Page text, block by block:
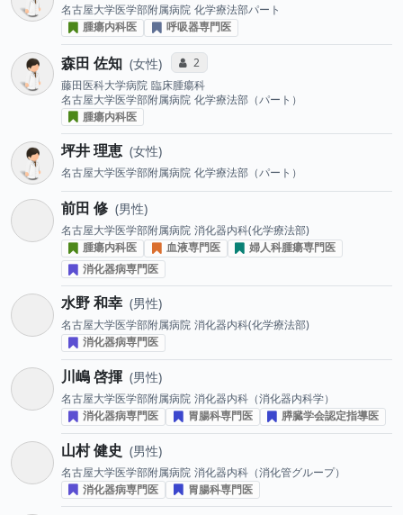
名古屋大学医学部附属病院 化学療法部パート
腫瘍内科医
呼吸器専門医
森田 佐知 女性 コミュニケーション・タイプ投票数
2
藤田医科大学病院 臨床腫瘍科
名古屋大学医学部附属病院 化学療法部（パート）
腫瘍内科医
坪井 理恵 女性
名古屋大学医学部附属病院 化学療法部（パート）
前田 修 男性
名古屋大学医学部附属病院 消化器内科(化学療法部)
腫瘍内科医
血液専門医
婦人科腫瘍専門医
消化器病専門医
水野 和幸 男性
名古屋大学医学部附属病院 消化器内科(化学療法部)
消化器病専門医
川嶋 啓揮 男性
名古屋大学医学部附属病院 消化器内科（消化器内科学）
消化器病専門医
胃腸科専門医 膵臓学会認定指導医
山村 健史 男性
名古屋大学医学部附属病院 消化器内科（消化管グループ）
消化器病専門医
胃腸科専門医